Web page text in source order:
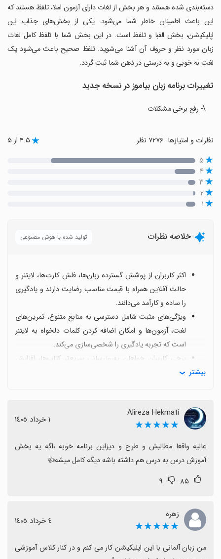
دسته‌بندی شده هستند و هر بخش از لغات دارای آزمون املا، تلفظ هستند که
این باعث اطمینان خاطر شما می‌شود. یکی از بخش‌های جذاب این
اپلیکیشن، بخش الفبا و تلفظ است. در این بخش شما با تلفظ کامل لغات
زبان مورد نظر و حروف آن آشنا می‌شوید. تلفظ صحیح باعث می‌شود یک
لغت به خوبی و به درستی در ذهن شما ثبت گردد.
تغییرات برنامه زبان بیاموز در نسخه جدید
\- رفع برخی مشکلات
نظرات و امتیازها ۴.۵ از ۵
۵
۴
۳
۲
۱
خلاصه نظرات تولید شده با هوش مصنوعی
اکثر کاربران از پوشش گسترده زبان‌ها، فلش کارت‌ها، لایتنر و
حالت آفلاین همراه با قیمت مناسب رضایت دارند و یادگیری
را ساده و کارآمد می‌دانند.
ویژگی‌های مثبت شامل دسترسی به منابع متنوع، تمرین‌های
لغت، آزمون‌ها و امکان اضافه کردن کلمات دلخواه به لایتنر
است که تجربه یادگیری را شخصی‌سازی می‌کند.
برخی کاربران خواهان به‌روزرسانی سریع‌تر کتاب‌ها، افزایش
قابلیت‌های درس به درس و گسترش زبان‌های بیشتر هستند
نمی‌شوند و ترجمه‌ها یا گرامر در برخی موارد ناقص یا با اشکال
است.
تجربه کاربری گاهی با باگ‌ها، تاخیر در نصب یا پرش از اپ و
مشکلات پخش صدا همراه است که نیازمند به‌روزرسانی
در کل، با وجود محدودیت‌ها، زبان بیاموز اپی جامع و ارزشمند
استفاده آفلاین گزینه خوبی محسوب می‌شود.
بیشتر
Alireza Hekmati
★★★★★ ١ خرداد ١٤٠٥
آموزش درس به درس هم داشته باشه دیگه کامل میشه👍
۸۵ ۹
زهره
★★★★★ ٤ خرداد ١٤٠٥